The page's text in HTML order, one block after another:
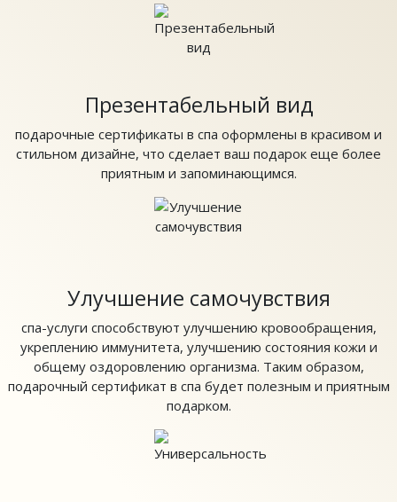
Презентабельный вид
подарочные сертификаты в спа оформлены в красивом и
стильном дизайне, что сделает ваш подарок еще более
приятным и запоминающимся.
Улучшение самочувствия
спа-услуги способствуют улучшению кровообращения,
укреплению иммунитета, улучшению состояния кожи и
общему оздоровлению организма. Таким образом,
подарочный сертификат в спа будет полезным и приятным
подарком.